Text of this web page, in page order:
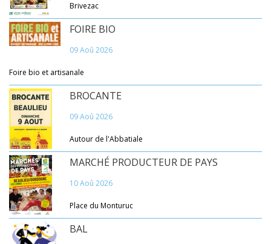
Brivezac
FOIRE BIO
09 Aoû 2026
Foire bio et artisanale
BROCANTE
09 Aoû 2026
Autour de l'Abbatiale
MARCHÉ PRODUCTEUR DE PAYS
10 Aoû 2026
Place du Monturuc
BAL